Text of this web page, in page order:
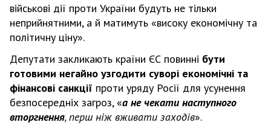
військові дії проти України будуть не тільки
неприйнятними, а й матимуть «високу економічну та
політичну ціну».
Депутати закликають країни ЄС повинні бути
готовими негайно узгодити суворі економічні та
фінансові санкції проти уряду Росії для усунення
безпосередніх загроз, «а не чекати наступного
вторгнення, перш ніж вживати заходів».